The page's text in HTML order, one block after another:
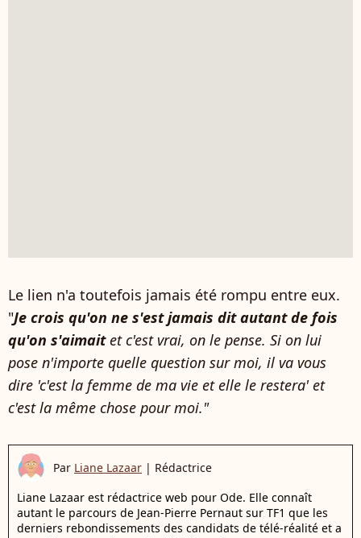
Le lien n'a toutefois jamais été rompu entre eux.
"Je crois qu'on ne s'est jamais dit autant de fois
qu'on s'aimaitet c'est vrai, on le pense. Si on lui
pose n'importe quelle question sur moi, il va vous
dire 'c'est la femme de ma vie et elle le restera' et
c'est la même chose pour moi."
Par Liane Lazaar | Rédactrice
Liane Lazaar est rédactrice web pour Ode. Elle connaît
autant le parcours de Jean-Pierre Pernaut sur TF1 que les
derniers rebondissements des candidats de télé-réalité et a